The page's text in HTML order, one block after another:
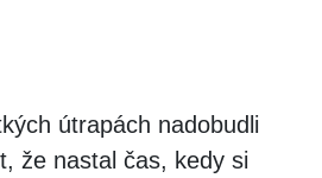
útrapách nadobudli
že nastal čas, kedy si